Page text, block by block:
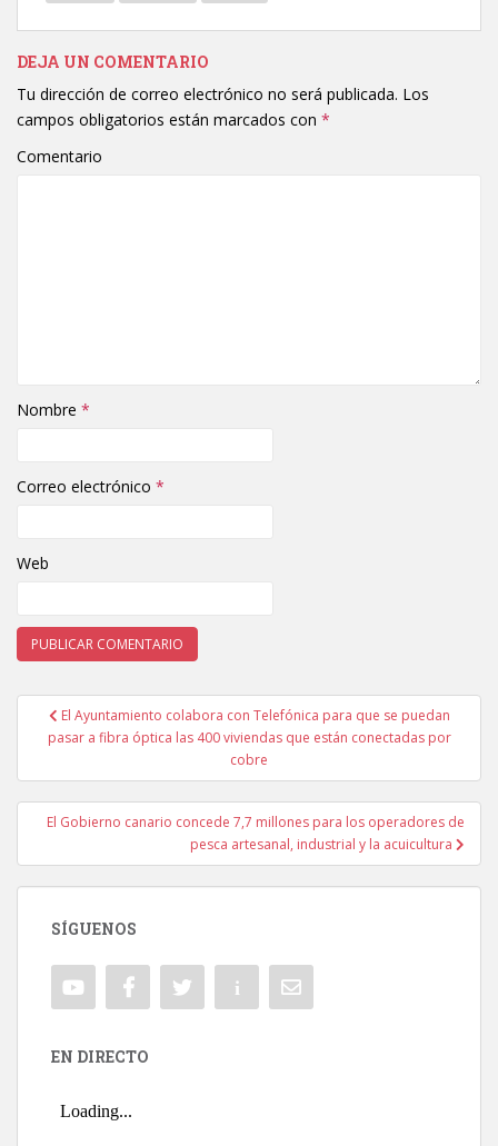
DEJA UN COMENTARIO
Tu dirección de correo electrónico no será publicada. Los
campos obligatorios están marcados con *
Comentario
Nombre *
Correo electrónico *
Web
Navegación de entradas
El Ayuntamiento colabora con Telefónica para que se puedan
pasar a fibra óptica las 400 viviendas que están conectadas por
cobre
El Gobierno canario concede 7,7 millones para los operadores de
pesca artesanal, industrial y la acuicultura
SÍGUENOS
EN DIRECTO